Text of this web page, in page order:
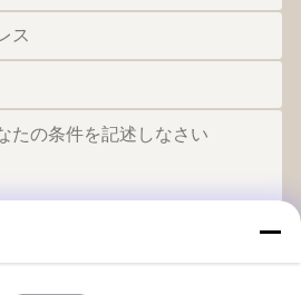
送りなさい